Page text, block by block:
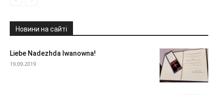
Новини на сайті
Liebe Nadezhda Iwanowna!
19.09.2019